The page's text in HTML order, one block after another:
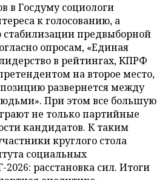
в Госдуму социологи
к голосованию, а
стабилизации предвыборной
опросам, «Единая
в рейтингах, КПРФ
на второе место,
позицию развернется между
При этом все большую
не только партийные
кандидатов. К таким
круглого стола
социальных
расстановка сил. Итоги